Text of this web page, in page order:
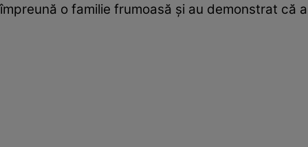
împreună o familie frumoasă și au demonstrat că